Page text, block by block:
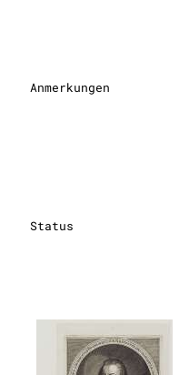
Anmerkungen
Status